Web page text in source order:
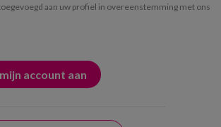
aan uw profiel in overeenstemming met ons